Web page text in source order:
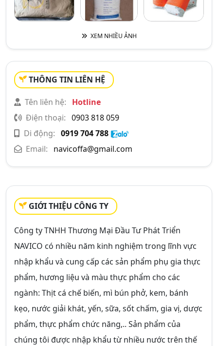
XEM NHIỀU ẢNH
THÔNG TIN LIÊN HỆ
Tên liên hệ:
Hotline
Điện thoại: 0903 818 059
Di động: 0919 704 788
Email:
navicoffa@gmail.com
GIỚI THIỆU CÔNG TY
Công ty TNHH Thương Mại Đầu Tư Phát Triển
NAVICO có nhiều năm kinh nghiệm trong lĩnh vực
nhập khẩu và cung cấp các sản phẩm phụ gia thực
phẩm, hương liệu và màu thực phẩm cho các
ngành: Thịt cá chế biến, mì bún phở, kem, bánh
kẹo, nước giải khát, yến, sữa, sốt chấm, gia vị, dược
phẩm, thực phẩm chức năng,.. Sản phẩm của
chúng tôi được nhập khẩu từ nhiều nước trên thế